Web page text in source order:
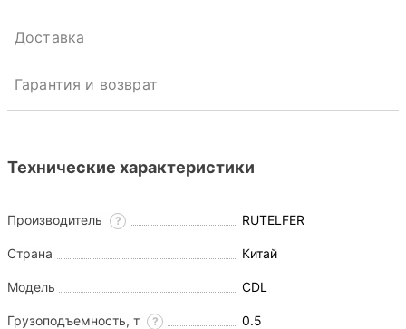
Доставка
Гарантия и возврат
Технические характеристики
Производитель ? RUTELFER
Страна Китай
Модель CDL
Грузоподъемность, т ? 0.5